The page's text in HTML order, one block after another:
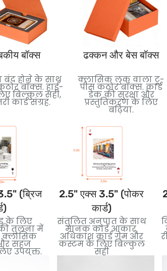
बॉक्स
होने के साथ
बॉक्स. हाई-
बिल्कुल सही,
कार्ड संग्रह.
ढक्कन और बेस बॉक्स
क्लासिक लुक वाला टू-
पीस कठोर बॉक्स. कार्ड
डेक की सुरक्षा और
प्रस्तुतिकरण के लिए
बढ़िया.
(ब्रिज
के लिए
तुलना में
क्लासिक
सहज
उपयुक्त.
2.5" एक्स 3.5" (पोकर
कार्ड)
संतुलित अनुपात के साथ
मानक कार्ड आकार.
अधिकांश कार्ड गेम और
कस्टम के लिए बिल्कुल
सही